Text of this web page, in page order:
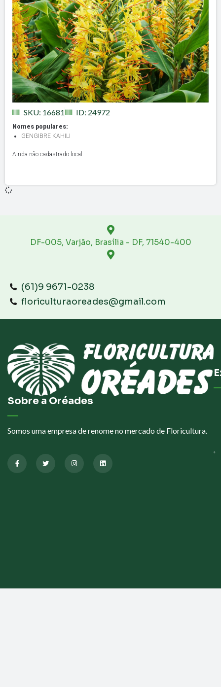
SKU: 16681 ID: 24972
Nomes populares:
GENGIBRE KAHILI
Ainda não cadastrado local.
DF-005, Varjão, Brasília - DF, 71540-400
(61)9 9671-0238
floriculturaoreades@gmail.com
Sobre a Oréades
Somos uma empresa de renome no mercado de Floricultura.